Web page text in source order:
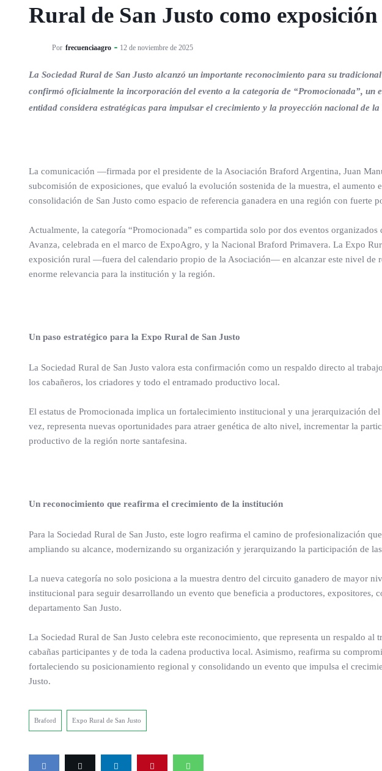
Rural de San Justo como
Por frecuenciaagro 12 de noviembre de 2025
La Sociedad Rural de San Justo alcanzó un importante reconocimiento para su
confirmó oficialmente la incorporación del evento a la categoría de “Promocionada”, un
entidad considera estratégicas para impulsar el crecimiento y la proyección nacional de la
La comunicación —firmada por el presidente de la Asociación Braford Argentina, Juan
subcomisión de exposiciones, que evaluó la evolución sostenida de la muestra, el aumento
consolidación de San Justo como espacio de referencia ganadera en una región con fuerte
Actualmente, la categoría “Promocionada” es compartida solo por dos eventos
Avanza, celebrada en el marco de ExpoAgro, y la Nacional Braford Primavera. La Expo
exposición rural —fuera del calendario propio de la Asociación— en alcanzar este nivel de
enorme relevancia para la institución y la región.
Un paso estratégico para la Expo Rural de San Justo
La Sociedad Rural de San Justo valora esta confirmación como un respaldo directo al
los cabañeros, los criadores y todo el entramado productivo local.
El estatus de Promocionada implica un fortalecimiento institucional y una jerarquización
vez, representa nuevas oportunidades para atraer genética de alto nivel, incrementar la
productivo de la región norte santafesina.
Un reconocimiento que reafirma el crecimiento de la institución
Para la Sociedad Rural de San Justo, este logro reafirma el camino de profesionalización
ampliando su alcance, modernizando su organización y jerarquizando la participación de
La nueva categoría no solo posiciona a la muestra dentro del circuito ganadero de mayor
institucional para seguir desarrollando un evento que beneficia a productores, expositores,
departamento San Justo.
La Sociedad Rural de San Justo celebra este reconocimiento, que representa un respaldo
cabañas participantes y de toda la cadena productiva local. Asimismo, reafirma su
fortaleciendo su posicionamiento regional y consolidando un evento que impulsa el
Justo.
Braford Expo Rural de San Justo